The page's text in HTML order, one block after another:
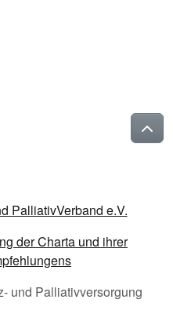
und Palliativversorgung